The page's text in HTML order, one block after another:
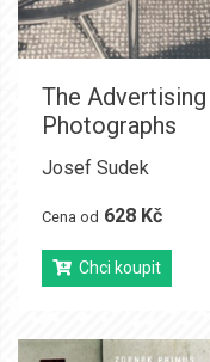
The Advertising
Photographs
Josef Sudek
Cena od 628 Kč
Chci koupit